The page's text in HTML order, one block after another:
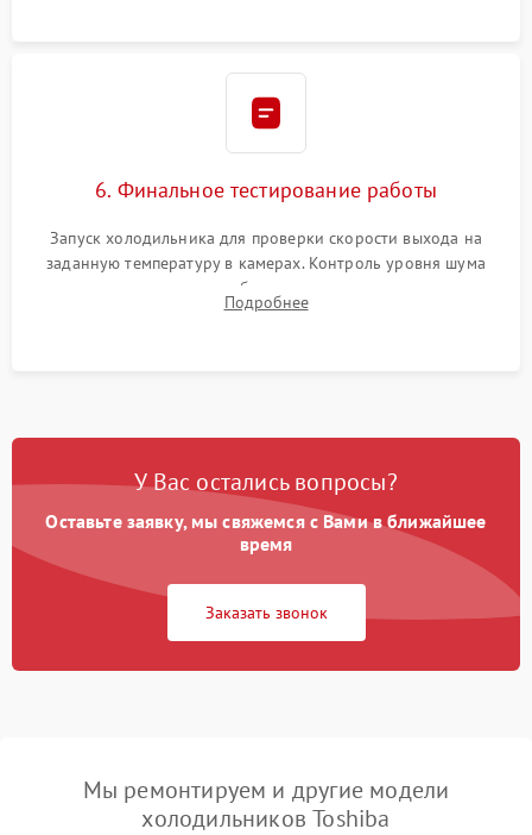
6. Финальное тестирование работы
Запуск холодильника для проверки скорости выхода на
заданную температуру в камерах. Контроль уровня шума
компрессора, отсутствия обмерзания стенок и корректного
срабатывания системы автоматической оттайки.
Подробнее
У Вас остались вопросы?
Оставьте заявку, мы свяжемся с Вами в ближайшее
время
Заказать звонок
Мы ремонтируем и другие модели
холодильников Toshiba